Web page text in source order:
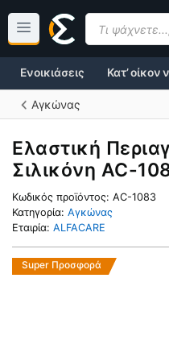
περιεχόμενο
Products
search
Κατ’ οίκον
Ενοικιάσεις
Αγκώνας
Ελαστική
Σιλικόνη AC-
Κωδικός προϊόντος: AC-1083
Κατηγορία: Αγκώνας
Εταιρία: ALFACARE
Super Προσφορά